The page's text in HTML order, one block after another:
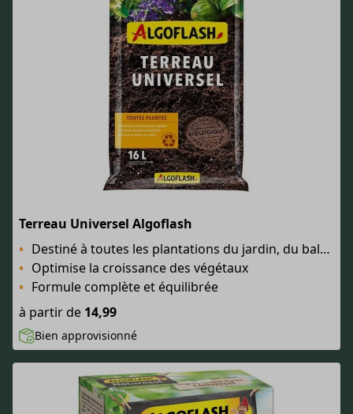
Terreau Universel Algoflash
Destiné à toutes les plantations du jardin, du balcon et de la maison
Optimise la croissance des végétaux
Formule complète et équilibrée
à partir de 14,99
Bien approvisionné